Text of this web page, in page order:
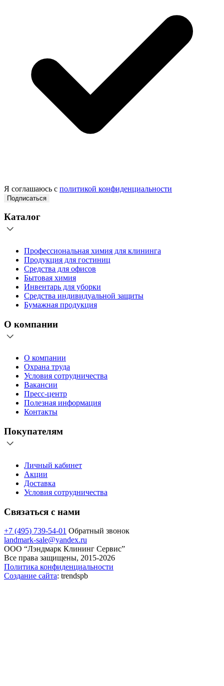
Я соглашаюсь с политикой конфиденциальности
Подписаться
Каталог
Профессиональная химия для клининга
Продукция для гостиниц
Средства для офисов
Бытовая химия
Инвентарь для уборки
Средства индивидуальной защиты
Бумажная продукция
О компании
О компании
Охрана труда
Условия сотрудничества
Вакансии
Пресс-центр
Полезная информация
Контакты
Покупателям
Личный кабинет
Акции
Доставка
Условия сотрудничества
Связаться с нами
+7 (495) 739-54-01 Обратный звонок
landmark-sale@yandex.ru
ООО “Лэндмарк Клининг Сервис”
Все права защищены, 2015-2026
Политика конфиденциальности
Создание сайта: trendspb